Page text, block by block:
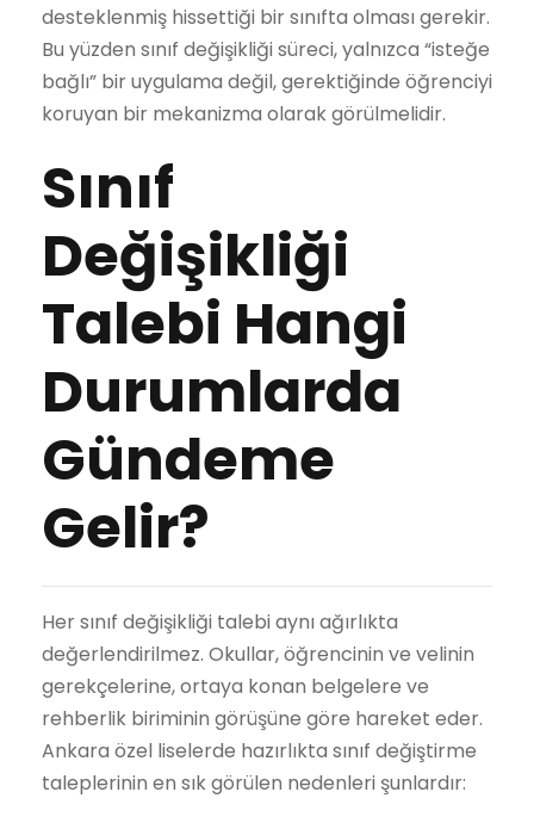
desteklenmiş hissettiği bir sınıfta olması gerekir.
Bu yüzden sınıf değişikliği süreci, yalnızca “isteğe
bağlı” bir uygulama değil, gerektiğinde öğrenciyi
koruyan bir mekanizma olarak görülmelidir.
Sınıf
Değişikliği
Talebi Hangi
Durumlarda
Gündeme
Gelir?
Her sınıf değişikliği talebi aynı ağırlıkta
değerlendirilmez. Okullar, öğrencinin ve velinin
gerekçelerine, ortaya konan belgelere ve
rehberlik biriminin görüşüne göre hareket eder.
Ankara özel liselerde hazırlıkta sınıf değiştirme
taleplerinin en sık görülen nedenleri şunlardır: